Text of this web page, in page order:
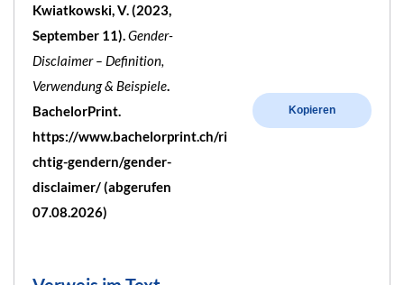
Kwiatkowski, V. (2023,
September 11).Gender-
Disclaimer – Definition,
Verwendung & Beispiele.
BachelorPrint.
https://www.bachelorprint.ch/ri
chtig-gendern/gender-
disclaimer/ (abgerufen
07.08.2026)
Kopieren